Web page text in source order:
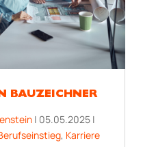
BAUZEICHNER
| 05.05.2025|
, Karriere